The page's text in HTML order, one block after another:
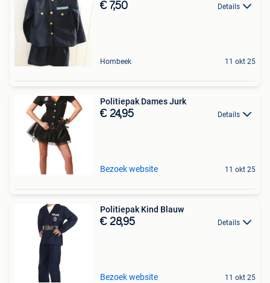
€ 7,50 Details
Hombeek 11 okt 25
Politiepak Dames Jurk
€ 24,95 Details
Bezoek website 11 okt 25
Politiepak Kind Blauw
€ 28,95 Details
Bezoek website 11 okt 25